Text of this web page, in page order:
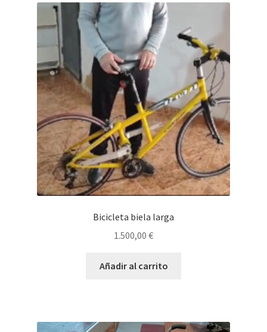
se
pueden
elegir
en
la
página
de
producto
Bicicleta biela larga
1.500,00 €
Añadir al carrito